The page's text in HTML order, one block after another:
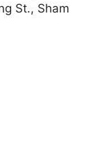
St., Sham